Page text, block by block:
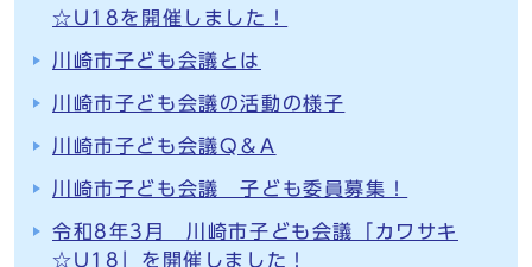
☆U18を開催しました！
川崎市子ども会議とは
川崎市子ども会議の活動の様子
川崎市子ども会議Q＆A
川崎市子ども会議 子ども委員募集！
令和8年3月 川崎市子ども会議「カワサキ
☆U18」を開催しました！